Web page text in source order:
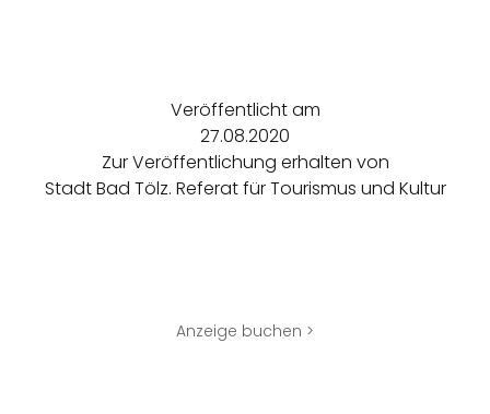
Veröffentlicht am
27.08.2020
Zur Veröffentlichung erhalten von
Stadt Bad Tölz. Referat für Tourismus und Kultur
Anzeige buchen >